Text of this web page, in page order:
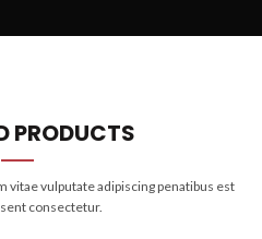
PRODUCTS
vitae vulputate adipiscing penatibus est
consectetur.